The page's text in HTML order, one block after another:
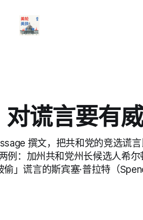
谎言要有
撰文，把共和党的竞选谎
：加州共和党州长候选人希
」谎言的斯宾塞·普拉特（